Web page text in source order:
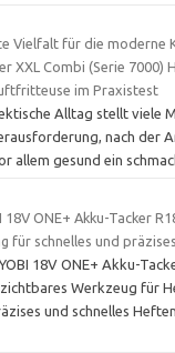
Vielfalt für die moderne
XXL Combi (Serie 7000)
im Praxistest
Alltag stellt viele
nach der
allem gesund ein
18V ONE+ Akku-Tacker
für schnelles und
18V ONE+ Akku-
Werkzeug für
und schnelles